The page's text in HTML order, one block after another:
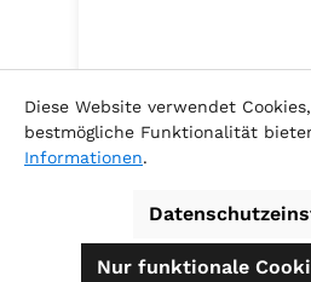
ZABLER PARADISO
SPAGHETTINI 500G
Diese Website verwendet
bestmögliche Funktionalität
Informationen.
Nur funktionale